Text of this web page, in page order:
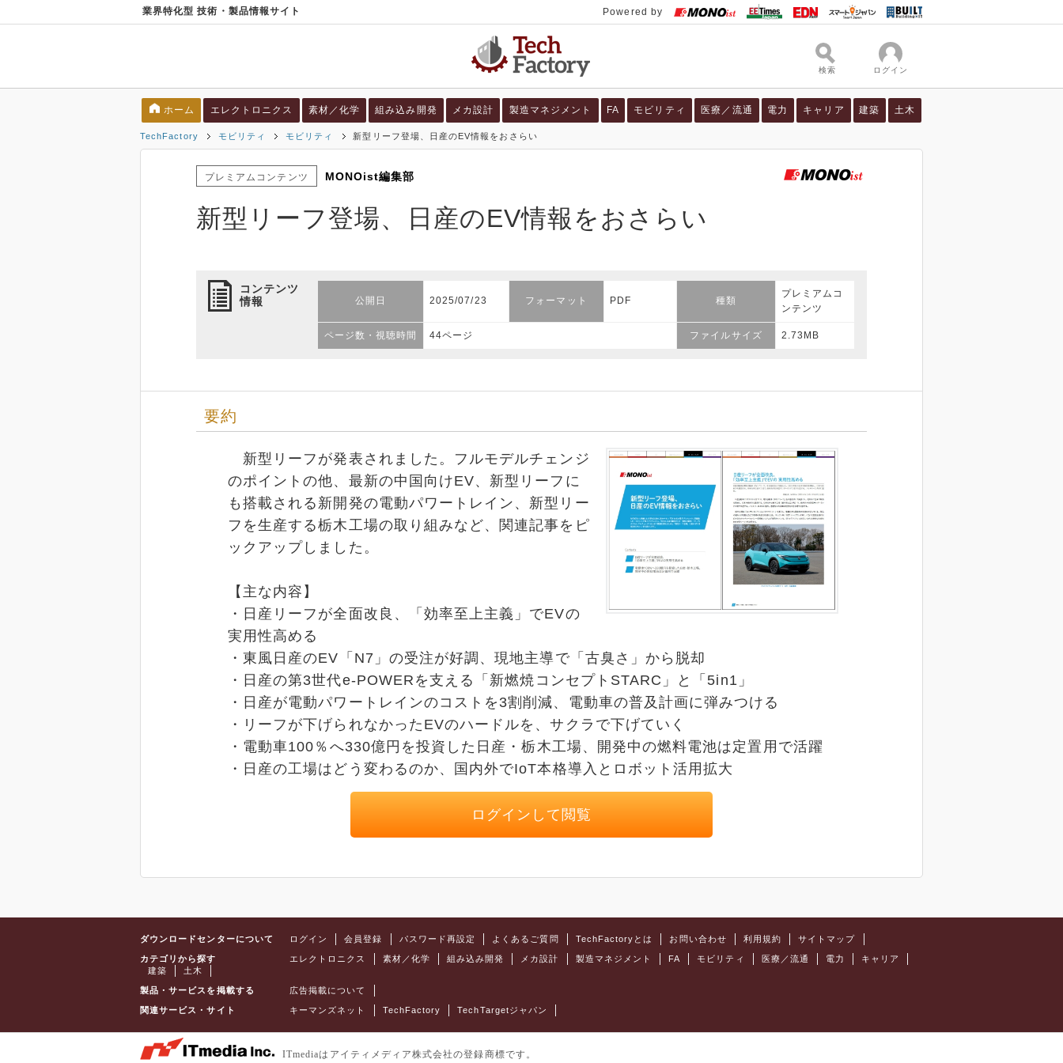
業界特化型 技術・製品情報サイト
検索 ログイン
ホーム エレクトロニクス 素材／化学 組み込み開発 メカ設計 製造マネジメント FA モビリティ 医療／流通 電力 キャリア 建築 土木
TechFactory モビリティ モビリティ 新型リーフ登場、日産のEV情報をおさらい
プレミアムコンテンツ MONOist編集部
新型リーフ登場、日産のEV情報をおさらい
コンテンツ
情報
公開日 2025/07/23 フォーマット PDF 種類
プレミアムコ
ンテンツ
ページ数・視聴時間 44ページ ファイルサイズ 2.73MB
要約
新型リーフが発表されました。フルモデルチェンジ
のポイントの他、最新の中国向けEV、新型リーフに
も搭載される新開発の電動パワートレイン、新型リー
フを生産する栃木工場の取り組みなど、関連記事をピ
ックアップしました。
【主な内容】
・日産リーフが全面改良、「効率至上主義」でEVの
実用性高める
・東風日産のEV「N7」の受注が好調、現地主導で「古臭さ」から脱却
・日産の第3世代e-POWERを支える「新燃焼コンセプトSTARC」と「5in1」
・日産が電動パワートレインのコストを3割削減、電動車の普及計画に弾みつける
・リーフが下げられなかったEVのハードルを、サクラで下げていく
・電動車100％へ330億円を投資した日産・栃木工場、開発中の燃料電池は定置用で活躍
・日産の工場はどう変わるのか、国内外でIoT本格導入とロボット活用拡大
ログインして閲覧
ダウンロードセンターについて ログイン 会員登録 パスワード再設定 よくあるご質問 TechFactoryとは お問い合わせ 利用規約 サイトマップ
カテゴリから探す エレクトロニクス 素材／化学 組み込み開発 メカ設計 製造マネジメント FA モビリティ 医療／流通 電力
キャリア
建築
土木
製品・サービスを掲載する 広告掲載について
関連サービス・サイト キーマンズネット TechFactory TechTargetジャパン
ITmediaはアイティメディア株式会社の登録商標です。